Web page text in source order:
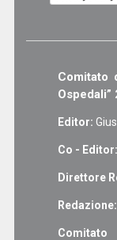
Comitato
Editor:
Co - Editor:
Direttore
Redazione: